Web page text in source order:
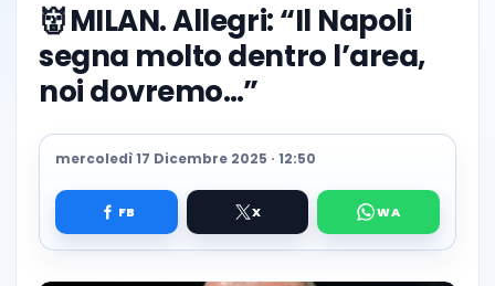
👹MILAN. Allegri: “Il Napoli
segna molto dentro l’area,
noi dovremo…”
mercoledì 17 Dicembre 2025 · 12:50